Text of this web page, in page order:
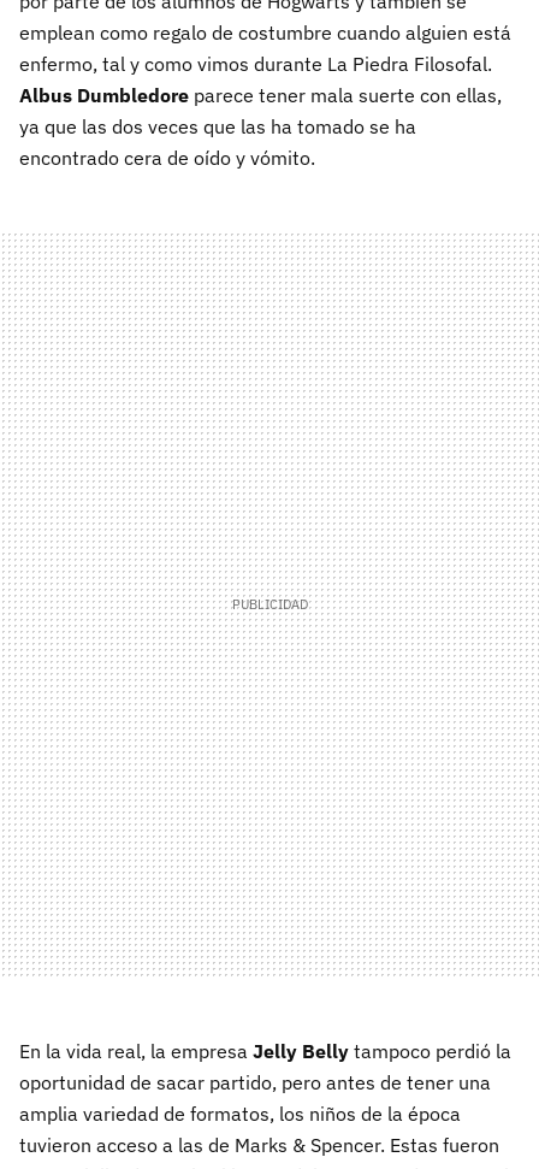
emplean como regalo de costumbre cuando alguien está
enfermo, tal y como vimos durante La Piedra Filosofal.
Albus Dumbledore parece tener mala suerte con ellas,
ya que las dos veces que las ha tomado se ha
encontrado cera de oído y vómito.
En la vida real, la empresa Jelly Belly tampoco perdió la
oportunidad de sacar partido, pero antes de tener una
amplia variedad de formatos, los niños de la época
tuvieron acceso a las de Marks & Spencer. Estas fueron